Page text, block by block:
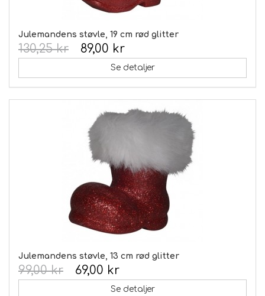
Julemandens støvle, 19 cm rød glitter
89,00 kr
130,25 kr
Se detaljer
Julemandens støvle, 13 cm rød glitter
69,00 kr
99,00 kr
Se detaljer